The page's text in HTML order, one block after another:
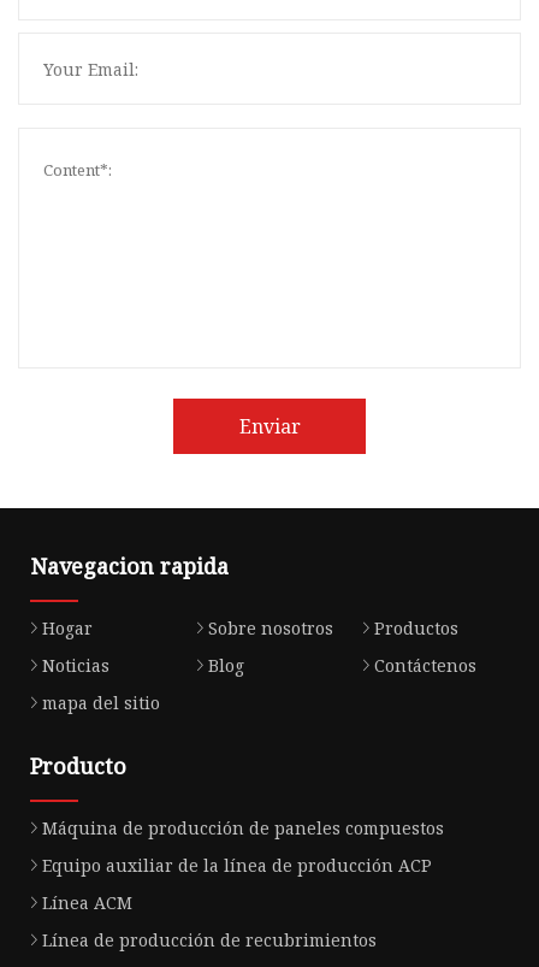
Enviar
Navegacion rapida
Hogar Sobre nosotros
Productos
Noticias
Blog
Contáctenos
mapa del sitio
Producto
Máquina de producción de paneles compuestos
Equipo auxiliar de la línea de producción ACP
Línea ACM
Línea de producción de recubrimientos